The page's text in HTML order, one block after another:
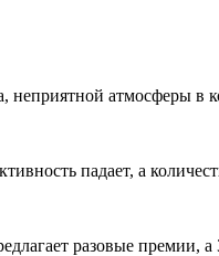
неприятной атмосферы в
падает, а
разовые премии,